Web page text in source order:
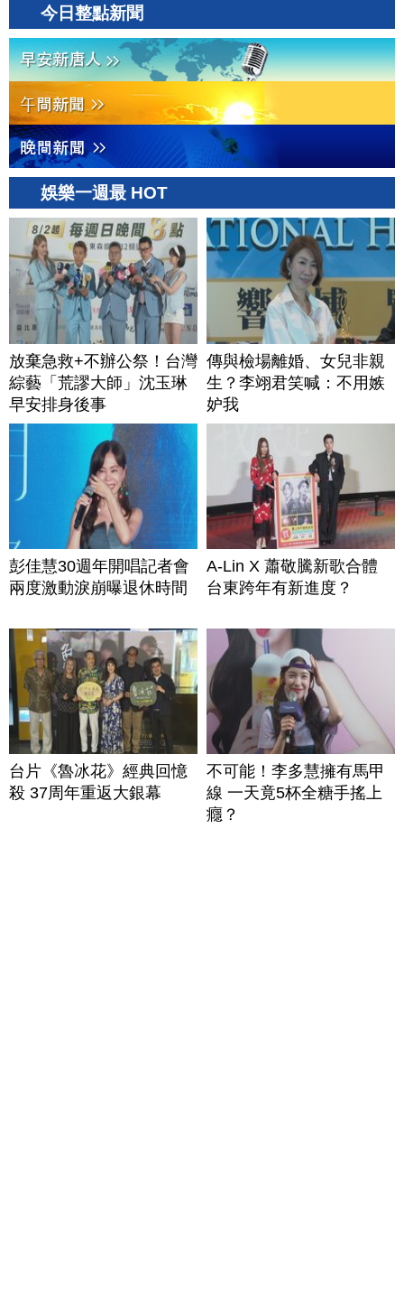
今日整點新聞
娛樂一週最 HOT
放棄急救+不辦公祭！台灣
綜藝「荒謬大師」沈玉琳
早安排身後事
傳與檢場離婚、女兒非親
生？李翊君笑喊：不用嫉
妒我
彭佳慧30週年開唱記者會
兩度激動淚崩曝退休時間
A-Lin X 蕭敬騰新歌合體
台東跨年有新進度？
台片《魯冰花》經典回憶
殺 37周年重返大銀幕
不可能！李多慧擁有馬甲
線 一天竟5杯全糖手搖上
癮？